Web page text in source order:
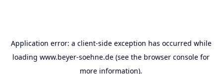
Application error: a client-side exception has occurred while
loading www.beyer-soehne.de (see the browser console for
more information).